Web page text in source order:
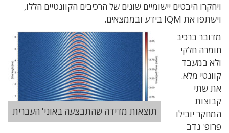
ויחקרו היבטים יישומיים שונים של הרכיבים הקוונטיים הללו,
וישתפו את IQM בידע ובממצאים.
תוצאות מדידה שהתבצעה באוני' העברית
מדובר ברכיב
חומרה חלקי
ולא במעבד
קוונטי מלא.
את שתי
קבוצות
המחקר יובילו
פרופ' נדב